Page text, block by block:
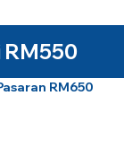
RM550
RM650